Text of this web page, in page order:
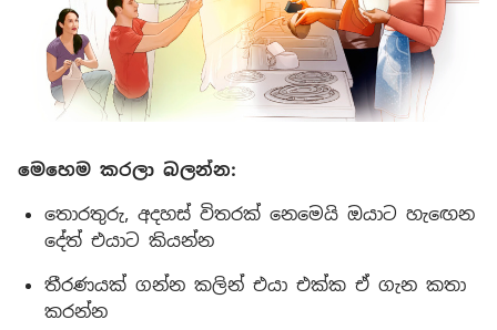
මෙහෙම කරලා බලන්න:
තොරතුරු, අදහස් විතරක් නෙමෙයි ඔයාට හැඟෙන
දේත් එයාට කියන්න
තීරණයක් ගන්න කලින් එයා එක්ක ඒ ගැන කතා
කරන්න